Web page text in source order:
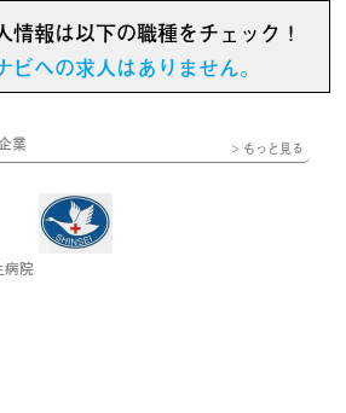
報は以下の職種をチェック！
ビへの求人はありません。
業 > もっと見る
病院